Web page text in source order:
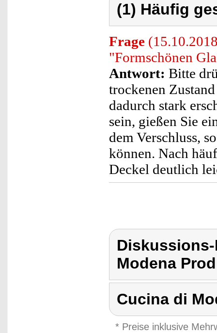
(1) Häufig
Frage
"Formschönen
Antwort: Bitte
trockenen
dadurch stark
sein, gießen Sie
dem Verschluss,
können. Nach
Deckel deutlich
Modena
Cucina di
* Preise inklusive